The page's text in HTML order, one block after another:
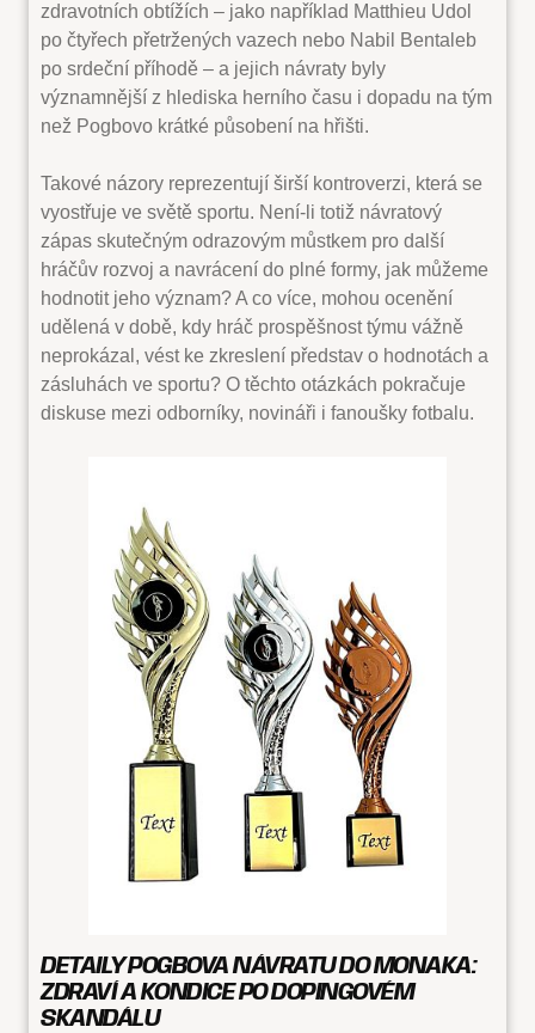
zdravotních obtížích – jako například Matthieu Udol
po čtyřech přetržených vazech nebo Nabil Bentaleb
po srdeční příhodě – a jejich návraty byly
významnější z hlediska herního času i dopadu na tým
než Pogbovo krátké působení na hřišti.
Takové názory reprezentují širší kontroverzi, která se
vyostřuje ve světě sportu. Není-li totiž návratový
zápas skutečným odrazovým můstkem pro další
hráčův rozvoj a navrácení do plné formy, jak můžeme
hodnotit jeho význam? A co více, mohou ocenění
udělená v době, kdy hráč prospěšnost týmu vážně
neprokázal, vést ke zkreslení představ o hodnotách a
zásluhách ve sportu? O těchto otázkách pokračuje
diskuse mezi odborníky, novináři i fanoušky fotbalu.
DETAILY POGBOVA NÁVRATU DO MONAKA:
ZDRAVÍ A KONDICE PO DOPINGOVÉM
SKANDÁLU